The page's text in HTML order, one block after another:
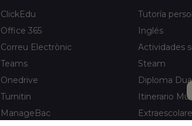
ClickEdu
Office 365
Correu Electrònic
Teams
Onedrive
Turnitin
ManageBac
Tutoría
Inglés
Actividades
Steam
Diploma
Itinerario